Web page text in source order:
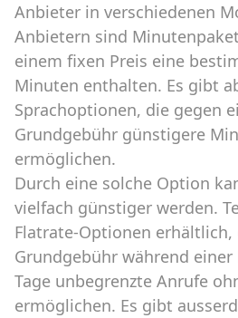
Anbieter in verschiedenen
Anbietern sind
einem fixen Preis eine
Minuten enthalten. Es gibt
Sprachoptionen, die gegen
Grundgebühr günstigere
ermöglichen.
Durch eine solche Option
vielfach günstiger werden.
Flatrate-Optionen erhältlich,
Grundgebühr während
Tage unbegrenzte Anrufe
ermöglichen. Es gibt